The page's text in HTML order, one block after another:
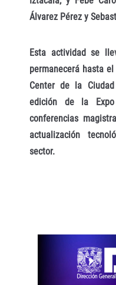
Álvarez Pérez y
Esta actividad se
permanecerá hasta
Center de la
edición de la
conferencias
actualización
sector.